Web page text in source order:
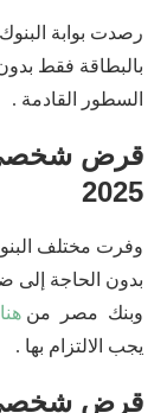
رصدت بوابة
السطور القادمة .
قرض شخصي
2025
وفرت مختلف
بدون الحاجة إلى
وبنك مصر من هنا
يجب الالتزام بها .
قرض شخصي